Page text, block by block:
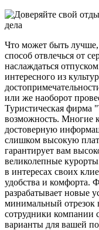
Что может быть
способ отвлечься от
наслаждаться
интересного из
или же наоборот
Туристическая фирма
возможность. Многие
достоверную
слишком высокую
гарантирует вам
великолепные
в интересах своих
удобства и комфорта.
разрабатывает новые
минимальный отрезок
сотрудники компании
варианты для вашей